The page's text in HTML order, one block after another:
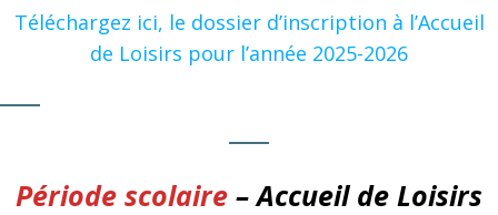
Téléchargez ici, le dossier d’inscription à l’Accueil
de Loisirs pour l’année 2025-2026
Période scolaire – Accueil de Loisirs